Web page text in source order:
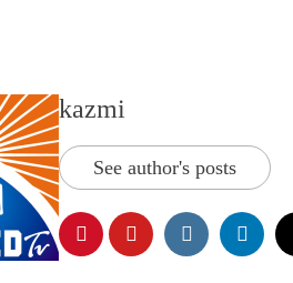
kazmi
See author's posts